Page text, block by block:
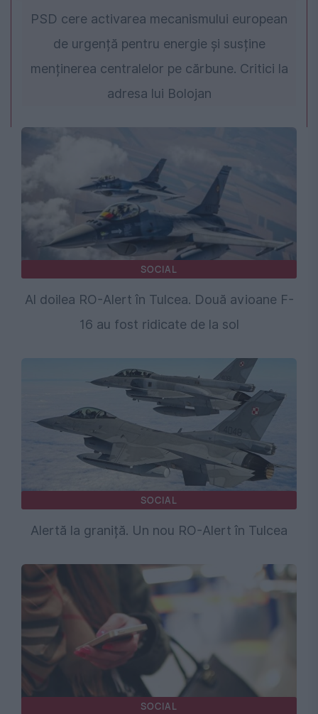
PSD cere activarea mecanismului european
de urgență pentru energie și susține
menținerea centralelor pe cărbune. Critici la
adresa lui Bolojan
SOCIAL
Al doilea RO-Alert în Tulcea. Două avioane F-
16 au fost ridicate de la sol
SOCIAL
Alertă la graniță. Un nou RO-Alert în Tulcea
SOCIAL